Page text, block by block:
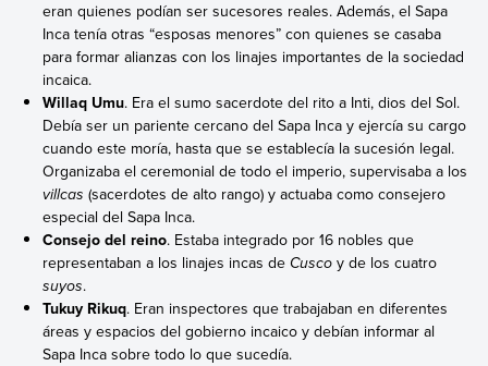
eran quienes podían ser sucesores reales. Además, el Sapa
Inca tenía otras “esposas menores” con quienes se casaba
para formar alianzas con los linajes importantes de la sociedad
incaica.
Willaq Umu. Era el sumo sacerdote del rito a Inti, dios del Sol.
Debía ser un pariente cercano del Sapa Inca y ejercía su cargo
cuando este moría, hasta que se establecía la sucesión legal.
Organizaba el ceremonial de todo el imperio, supervisaba a los
villcas (sacerdotes de alto rango) y actuaba como consejero
especial del Sapa Inca.
Consejo del reino. Estaba integrado por 16 nobles que
representaban a los linajes incas deCusco y de los cuatro
suyos.
Tukuy Rikuq. Eran inspectores que trabajaban en diferentes
áreas y espacios del gobierno incaico y debían informar al
Sapa Inca sobre todo lo que sucedía.